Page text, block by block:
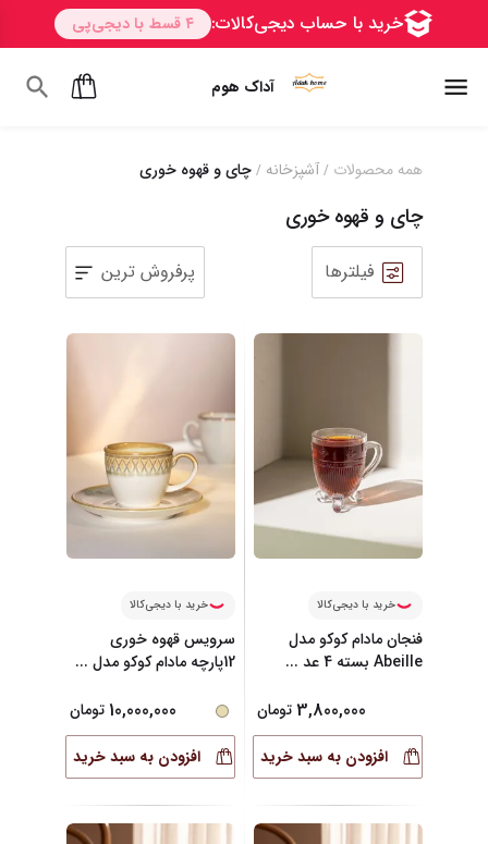
آداک هوم
همه محصولات / آشپزخانه / چای و قهوه خوری
چای و قهوه خوری
فیلترها پرفروش ترین
خرید با دیجی‌کالا
فنجان مادام کوکو مدل
Abeille بسته 4 عد
...
3,800,000تومان
افزودن به سبد خرید
خرید با دیجی‌کالا
سرویس قهوه خوری
12پارچه مادام کوکو مدل
...
10,000,000 تومان
افزودن به سبد خرید
1